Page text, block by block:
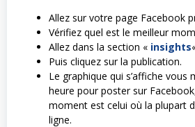
Allez sur votre page Facebook
Vérifiez quel est le meilleur
Allez dans la section « insights
Puis cliquez sur la publication.
Le graphique qui s’affiche vous
heure pour poster sur
moment est celui où la plupart
ligne.